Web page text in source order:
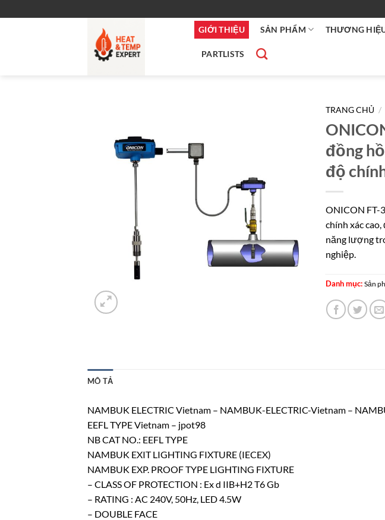
qua
GIỚI THIỆU SẢN PHẨM THƯƠNG
PARTLISTS
TRANG CHỦ /
đồng
độ
ONICON FT-
chính xác
năng lượng
nghiệp.
Danh mục: Sản
MÔ TẢ
NAMBUK ELECTRIC Vietnam – NAMBUK-ELECTRIC-Vietnam –
EEFL TYPE Vietnam – jpot98
NB CAT NO.: EEFL TYPE
NAMBUK EXIT LIGHTING FIXTURE (IECEX)
NAMBUK EXP. PROOF TYPE LIGHTING FIXTURE
– CLASS OF PROTECTION : Ex d IIB+H2 T6 Gb
– RATING : AC 240V, 50Hz, LED 4.5W
– DOUBLE FACE